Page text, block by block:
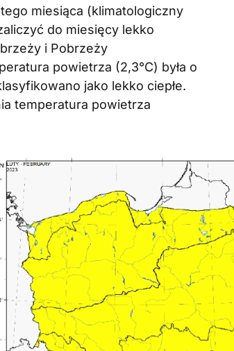
miesiąca (klimatologiczny
do miesięcy lekko
i Pobrzeży
powietrza (2,3°C) była o
jako lekko ciepłe.
temperatura powietrza